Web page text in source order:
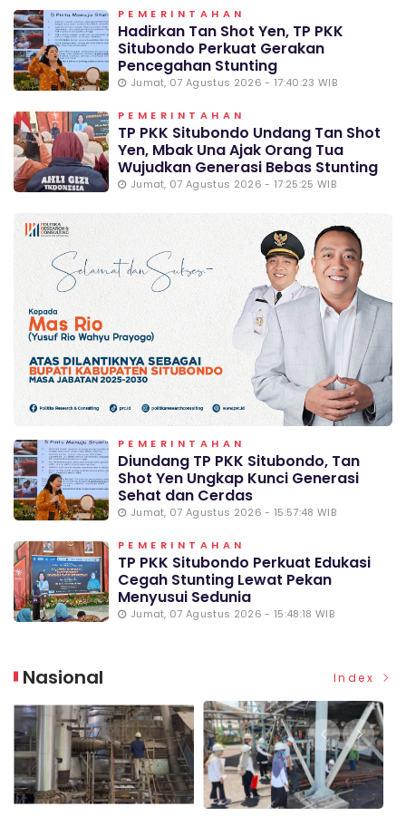
PEMERINTAHAN
Hadirkan Tan Shot Yen, TP PKK
Situbondo Perkuat Gerakan
Pencegahan Stunting
Jumat, 07 Agustus 2026 - 17:40:23 WIB
PEMERINTAHAN
TP PKK Situbondo Undang Tan Shot
Yen, Mbak Una Ajak Orang Tua
Wujudkan Generasi Bebas Stunting
Jumat, 07 Agustus 2026 - 17:25:25 WIB
PEMERINTAHAN
Diundang TP PKK Situbondo, Tan
Shot Yen Ungkap Kunci Generasi
Sehat dan Cerdas
Jumat, 07 Agustus 2026 - 15:57:48 WIB
PEMERINTAHAN
TP PKK Situbondo Perkuat Edukasi
Cegah Stunting Lewat Pekan
Menyusui Sedunia
Jumat, 07 Agustus 2026 - 15:48:18 WIB
Nasional Index